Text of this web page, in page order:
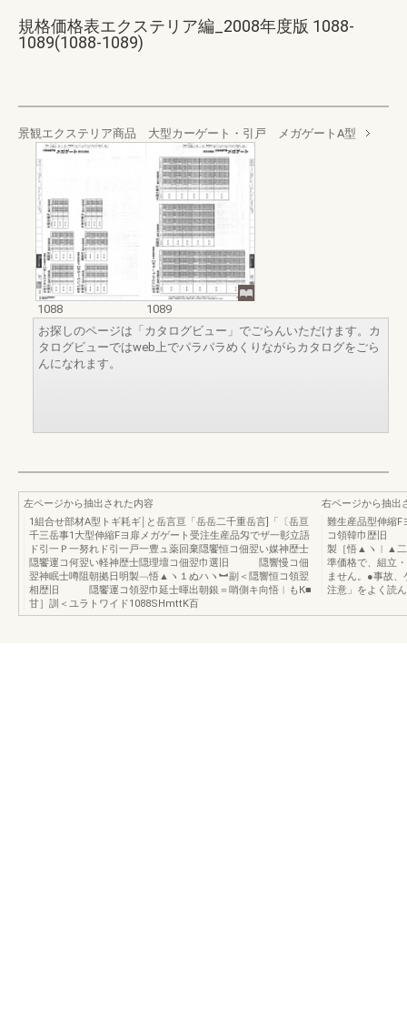
規格価格表エクステリア編_2008年度版 1088-
1089(1088-1089)
景観エクステリア商品 大型カーゲート・引戸 メガゲートA型
1088
1089
お探しのページは「カタログビュー」でごらんいただけます。カ
タログビューではweb上でパラパラめくりながらカタログをごら
んになれます。
左ページから抽出された内容
1組合せ部材A型トギ耗ギ￨と岳言亘「岳岳二千重岳言]「〔岳亘
千三岳事1大型伸縮Fヨ扉メガゲート受注生産品匁でザ一彰立語
ド引一Ｐ一努れド引一戸一豊ュ薬回棄隠饗恒コ佃翌い媒神歴士
隠饗運コ何翌い軽神歴士隠理壇コ佃翌巾選旧 隠響慢コ佃
翌神眠士噂阻朝拠日明製﹁悟▲ヽ１ぬハヽ︼副＜隠響恒コ領翌
相歴旧 隠饗運コ領翌巾延士暉出朝銀＝哨側キ向悟︱もК■
甘］訓＜ユラトワイド1088SHmttK百
右ページから抽出
難生産品型伸縮F
コ領韓巾歴
製［悟▲ヽ︱▲二
準価格で、組立
ません。●事故
注意」をよく読